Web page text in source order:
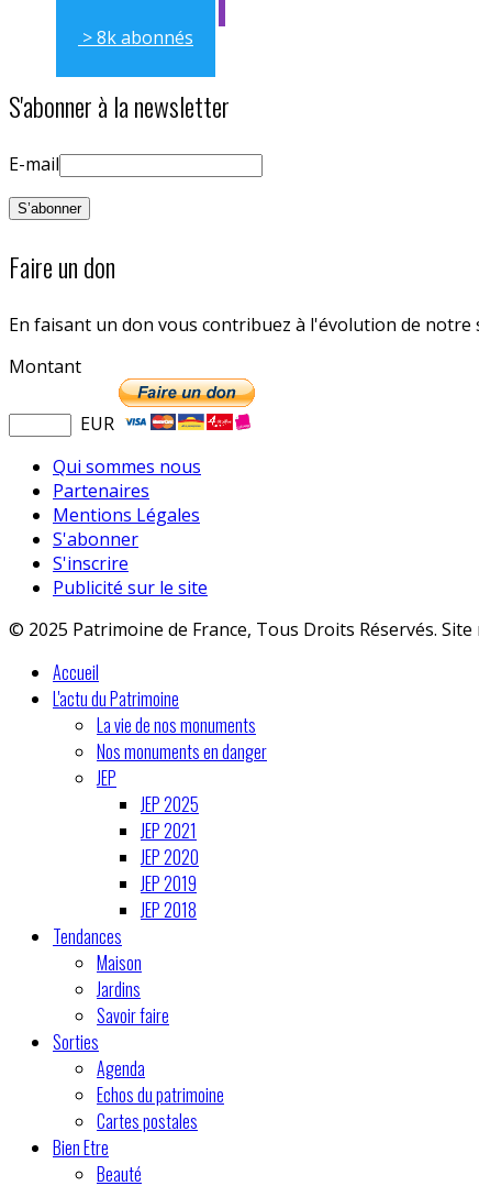
> 8k abonnés
S'abonner à la newsletter
E-mail
Faire un don
En faisant un don vous contribuez à l'évolution de
Montant
EUR
Qui sommes nous
Partenaires
Mentions Légales
S'abonner
S'inscrire
Publicité sur le site
© 2025 Patrimoine de France, Tous Droits Réservés.
Accueil
L'actu du Patrimoine
La vie de nos monuments
Nos monuments en danger
JEP
JEP 2025
JEP 2021
JEP 2020
JEP 2019
JEP 2018
Tendances
Maison
Jardins
Savoir faire
Sorties
Agenda
Echos du patrimoine
Cartes postales
Bien Etre
Beauté